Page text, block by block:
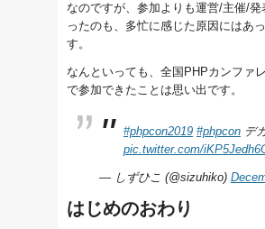
なのですが、参加よりも運営/主催/
ったのも、多忙に感じた原因にはあ
す。
なんといっても、全国PHPカンファ
で参加できたことは思い出です。
#phpcon2019 #phpcon デ
pic.twitter.com/
— しずひこ (@sizuhiko)
はじめのおわり